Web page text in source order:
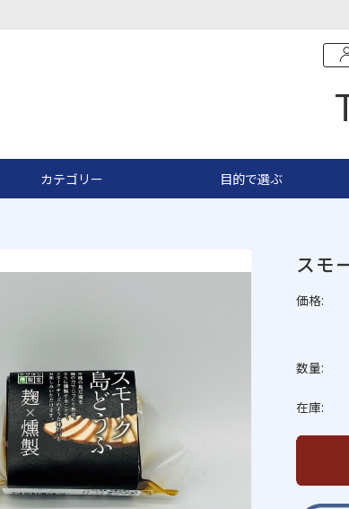
カテゴリー 目的で選ぶ
スモ
価格:
数量:
在庫: